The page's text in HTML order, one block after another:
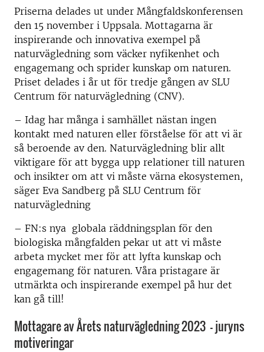
Priserna delades ut under Mångfaldskonferensen
den 15 november i Uppsala. Mottagarna är
inspirerande och innovativa exempel på
naturvägledning som väcker nyfikenhet och
engagemang och sprider kunskap om naturen.
Priset delades i år ut för tredje gången av SLU
Centrum för naturvägledning (CNV).
– Idag har många i samhället nästan ingen
kontakt med naturen eller förståelse för att vi är
så beroende av den. Naturvägledning blir allt
viktigare för att bygga upp relationer till naturen
och insikter om att vi måste värna ekosystemen,
säger Eva Sandberg på SLU Centrum för
naturvägledning
– FN:s nya globala räddningsplan för den
biologiska mångfalden pekar ut att vi måste
arbeta mycket mer för att lyfta kunskap och
engagemang för naturen. Våra pristagare är
utmärkta och inspirerande exempel på hur det
kan gå till!
Mottagare av Årets naturvägledning 2023 – juryns
motiveringar